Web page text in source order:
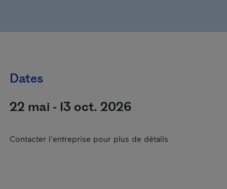
Dates
22 mai - 13 oct. 2026
Contacter l'entreprise pour plus de détails